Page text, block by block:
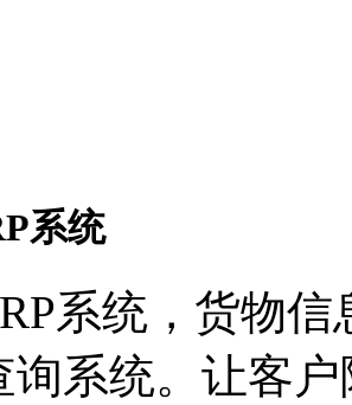
系统
系统，货物
询系统。让客